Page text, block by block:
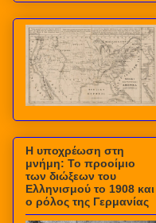
Η υποχρέωση στη
μνήμη: Το προοίμιο
των διώξεων του
Ελληνισμού το 1908 και
ο ρόλος της Γερμανίας